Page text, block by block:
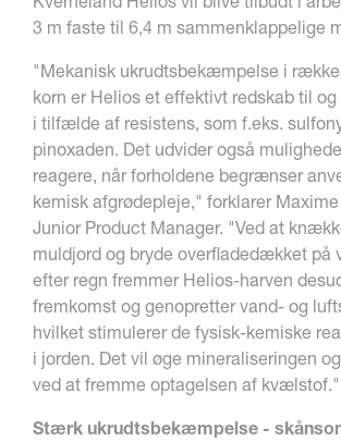
3 m faste til 6,4 m sammenklappelige
"Mekanisk ukrudtsbekæmpelse i
korn er Helios et effektivt redskab til
i tilfælde af resistens, som f.eks.
pinoxaden. Det udvider også
reagere, når forholdene begrænser
kemisk afgrødepleje," forklarer
Junior Product Manager. "Ved at
muldjord og bryde overfladedækket på
efter regn fremmer Helios-harven
fremkomst og genopretter vand- og
hvilket stimulerer de fysisk-kemiske
i jorden. Det vil øge mineraliseringen
ved at fremme optagelsen af kvælstof."
Stærk ukrudtsbekæmpelse -